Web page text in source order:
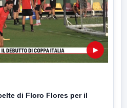
▶
di Floro Flores per il